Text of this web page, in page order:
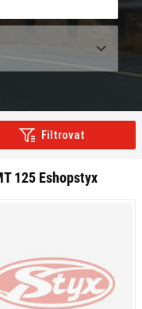
Filtrovat
125 Eshopstyx